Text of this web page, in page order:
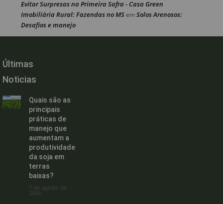
Evitar Surpresas na Primeira Safra - Casa Green
Imobiliária Rural: Fazendas no MSem Solos Arenosos:
Desafios e manejo
Últimas
Noticias
Quais são as
principais
práticas de
manejo que
aumentam a
produtividade
da soja em
terras
baixas?
7 de agosto de
2026